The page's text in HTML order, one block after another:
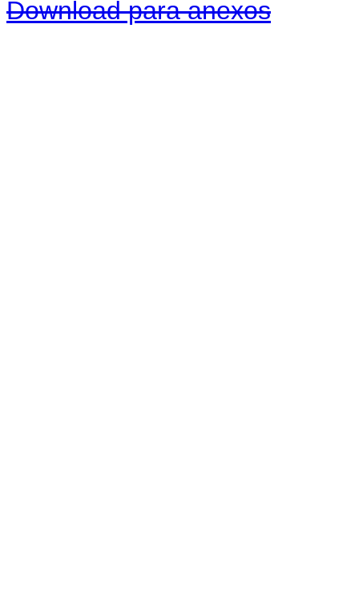
Download para anexos